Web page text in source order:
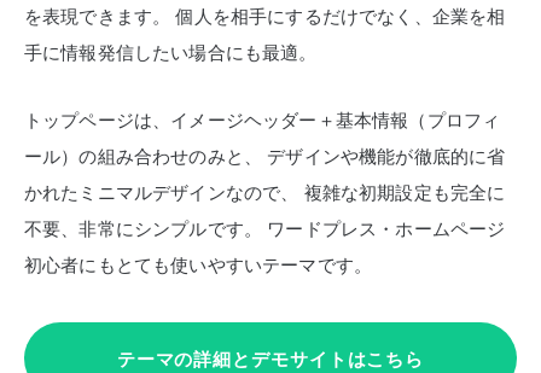
を表現できます。
個人を相手にするだけでなく、企業を相
手に情報発信したい場合にも最適。
トップページは、イメージヘッダー＋基本情報（プロフィ
ール）の組み合わせのみと、
デザインや機能が徹底的に省
かれたミニマルデザインなので、
複雑な初期設定も完全に
不要、非常にシンプルです。
ワードプレス・ホームページ
初心者にもとても使いやすいテーマです。
テーマの詳細とデモサイトはこちら